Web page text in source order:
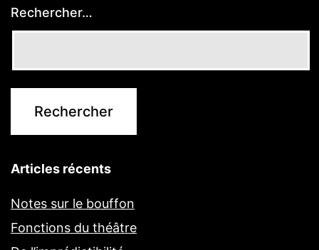
Rechercher…
Articles récents
Notes sur le bouffon
Fonctions du théâtre